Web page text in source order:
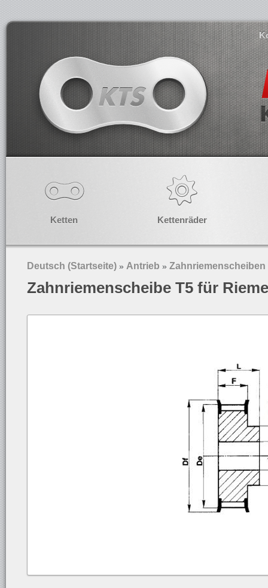
Ketten Kettenräder
Deutsch (Startseite) » Antrieb » Zahnriemenscheiben
Zahnriemenscheibe T5 für